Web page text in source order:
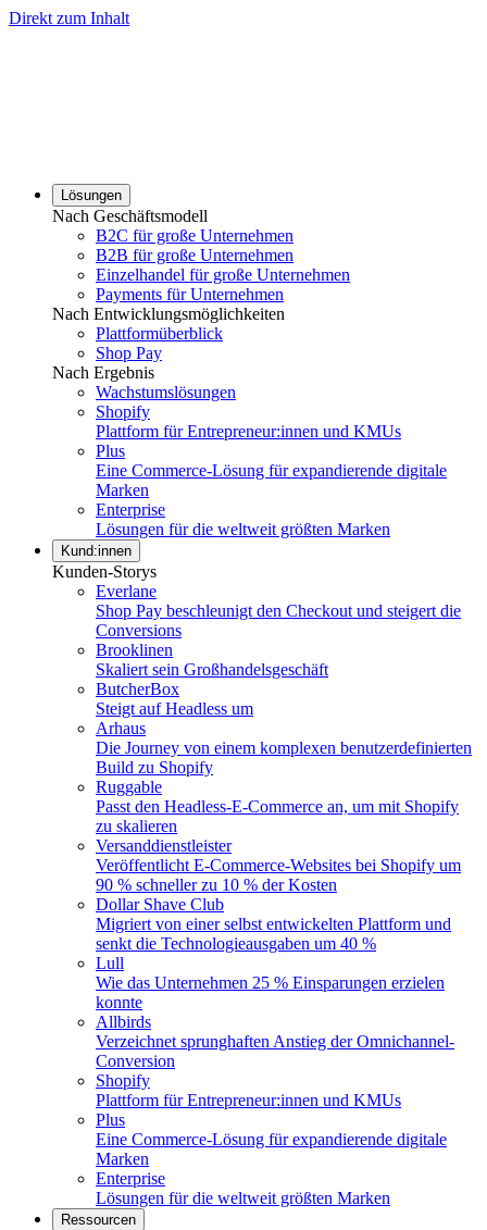
Direkt zum Inhalt
Lösungen
Nach Geschäftsmodell
B2C für große Unternehmen
B2B für große Unternehmen
Einzelhandel für große Unternehmen
Payments für Unternehmen
Nach Entwicklungsmöglichkeiten
Plattformüberblick
Shop Pay
Nach Ergebnis
Wachstumslösungen
Shopify
Plattform für Entrepreneur:innen und KMUs
Plus
Eine Commerce-Lösung für expandierende digitale
Marken
Enterprise
Lösungen für die weltweit größten Marken
Kund:innen
Kunden-Storys
Everlane
Shop Pay beschleunigt den Checkout und steigert die
Conversions
Brooklinen
Skaliert sein Großhandelsgeschäft
ButcherBox
Steigt auf Headless um
Arhaus
Die Journey von einem komplexen benutzerdefinierten
Build zu Shopify
Ruggable
Passt den Headless-E-Commerce an, um mit Shopify
zu skalieren
Versanddienstleister
Veröffentlicht E-Commerce-Websites bei Shopify um
90 % schneller zu 10 % der Kosten
Dollar Shave Club
Migriert von einer selbst entwickelten Plattform und
senkt die Technologieausgaben um 40 %
Lull
Wie das Unternehmen 25 % Einsparungen erzielen
konnte
Allbirds
Verzeichnet sprunghaften Anstieg der Omnichannel-
Conversion
Shopify
Plattform für Entrepreneur:innen und KMUs
Plus
Eine Commerce-Lösung für expandierende digitale
Marken
Enterprise
Lösungen für die weltweit größten Marken
Ressourcen